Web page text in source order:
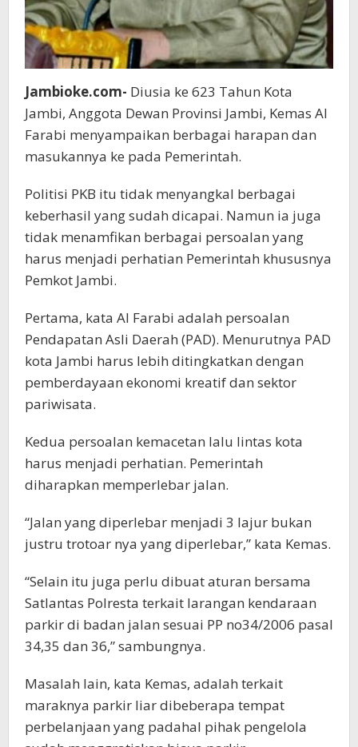
Jambioke.com- Diusia ke 623 Tahun Kota
Jambi, Anggota Dewan Provinsi Jambi, Kemas Al
Farabi menyampaikan berbagai harapan dan
masukannya ke pada Pemerintah.
Politisi PKB itu tidak menyangkal berbagai
keberhasil yang sudah dicapai. Namun ia juga
tidak menamfikan berbagai persoalan yang
harus menjadi perhatian Pemerintah khususnya
Pemkot Jambi.
Pertama, kata Al Farabi adalah persoalan
Pendapatan Asli Daerah (PAD). Menurutnya PAD
kota Jambi harus lebih ditingkatkan dengan
pemberdayaan ekonomi kreatif dan sektor
pariwisata.
Kedua persoalan kemacetan lalu lintas kota
harus menjadi perhatian. Pemerintah
diharapkan memperlebar jalan.
“Jalan yang diperlebar menjadi 3 lajur bukan
justru trotoar nya yang diperlebar,” kata Kemas.
“Selain itu juga perlu dibuat aturan bersama
Satlantas Polresta terkait larangan kendaraan
parkir di badan jalan sesuai PP no34/2006 pasal
34,35 dan 36,” sambungnya.
Masalah lain, kata Kemas, adalah terkait
maraknya parkir liar dibeberapa tempat
perbelanjaan yang padahal pihak pengelola